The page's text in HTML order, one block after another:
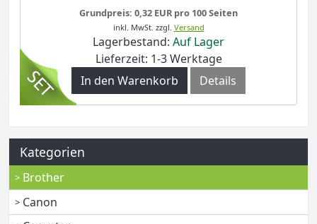
Grundpreis: 0,32 EUR pro 100 Seiten
inkl. MwSt. zzgl. Versand
Lagerbestand: Auf Lager
Lieferzeit: 1-3 Werktage
In den Warenkorb
Details
Kategorien
Brother
Canon